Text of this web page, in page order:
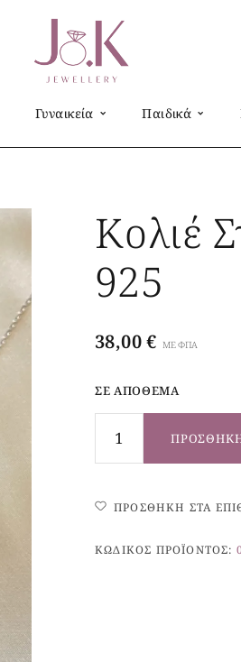
Γυναικεία Παιδικά
Κολιέ
925
38,00€ ΜΕ ΦΠΑ
ΣΕ ΑΠΌΘΕΜΑ
ΠΡΟΣΘΉΚΗ ΣΤΑ
ΚΩΔΙΚΌΣ ΠΡΟΪΌΝΤΟΣ: